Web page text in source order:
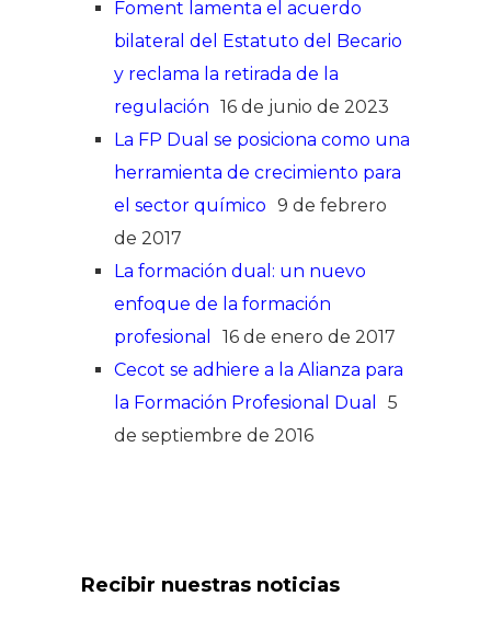
Foment lamenta el acuerdo
bilateral del Estatuto del Becario
y reclama la retirada de la
regulación 16 de junio de 2023
La FP Dual se posiciona como una
herramienta de crecimiento para
el sector químico 9 de febrero
de 2017
La formación dual: un nuevo
enfoque de la formación
profesional
16 de enero de 2017
Cecot se adhiere a la Alianza para
la Formación Profesional Dual
5
de septiembre de 2016
Recibir nuestras noticias